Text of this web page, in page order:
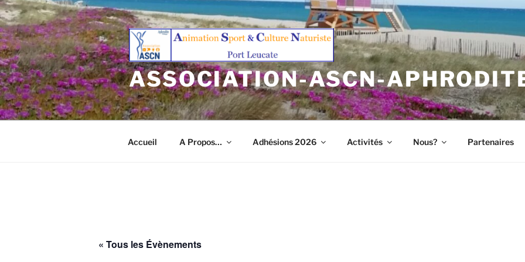
Aller
au
contenu
principal
ASSOCIATION-ASCN-
Accueil A Propos… Adhésions 2026 Activités Nous? Partenaires
« Tous les Évènements